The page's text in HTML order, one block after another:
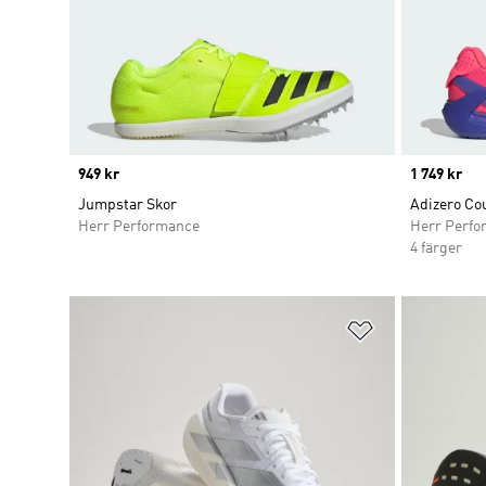
Price
949 kr
Jumpstar Skor
Herr Performance
Price
1 749 kr
Adizero
Herr
4 färger